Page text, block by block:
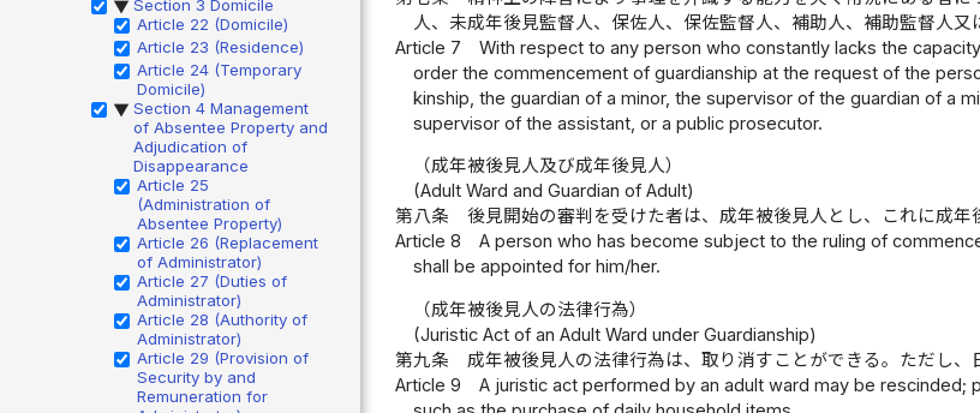
▶ Section 3 Domicile
Article 22 (Domicile)
Article 23 (Residence)
Article 24 (Temporary
Domicile)
▶ Section 4 Management
of Absentee Property and
Adjudication of
Disappearance
Article 25
(Administration of
Absentee Property)
Article 26 (Replacement
of Administrator)
Article 27 (Duties of
Administrator)
Article 28 (Authority of
Administrator)
Article 29 (Provision of
Security by and
Remuneration for
人、未成年後見監督人、保佐人、保佐監督人、補助人、補助監督人
Article 7
With respect to any person who constantly lacks the
order the commencement of guardianship at the request of the
kinship, the guardian of a minor, the supervisor of the guardian of a
supervisor of the assistant, or a public prosecutor.
（成年被後見人及び成年後見人）
(Adult Ward and Guardian of Adult)
第八条
後見開始の審判を受けた者は、成年被後見人とし、これに成年
Article 8
A person who has become subject to the ruling of
shall be appointed for him/her.
（成年被後見人の法律行為）
(Juristic Act of an Adult Ward under Guardianship)
第九条
成年被後見人の法律行為は、取り消すことができる。ただし
Article 9
A juristic act performed by an adult ward may be rescinded;